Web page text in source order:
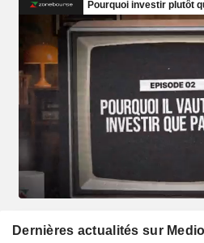
Dernières actualités sur